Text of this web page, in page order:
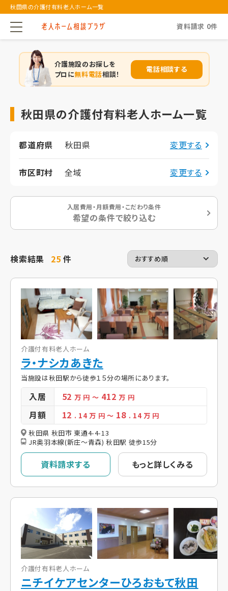
秋田県の介護付有料老人ホーム一覧
資料請求 0件
介護施設のお探しを
プロに無料電話相談！
電話相談する
秋田県の介護付有料老人ホーム一覧
都道府県 秋田県 変更する
市区町村 全域 変更する
入居費用・月額費用・こだわり条件
希望の条件で絞り込む
検索結果 25件
介護付有料老人ホーム
ラ・ナシカあきた
当施設は秋田駅から徒歩１５分の場所にあります。
入居 52万 円 ～ 412万 円
月額 12 . 14万 円 ～ 18 . 14万 円
秋田県 秋田市 東通4-4-13
JR奥羽本線(新庄～青森) 秋田駅 徒歩15分
資料請求する もっと詳しくみる
介護付有料老人ホーム
ニチイケアセンターひろおもて秋田